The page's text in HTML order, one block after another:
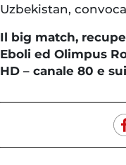
Uzbekistan,
Il big match,
Eboli ed Olimpus
HD – canale 80 e